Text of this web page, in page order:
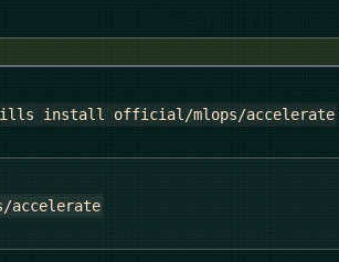
install official/mlops/accelerate
accelerate